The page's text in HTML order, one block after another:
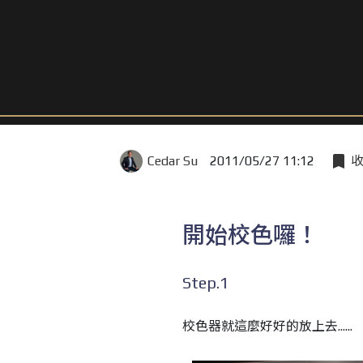
Cedar Su 2011/05/27 11:12
開始校色囉！
Step.1
校色器就這麼好好的放上去......